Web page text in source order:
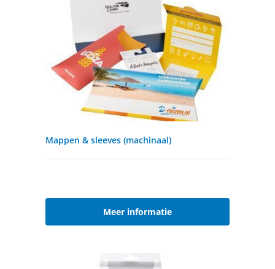
Mappen & sleeves (machinaal)
Meer informatie